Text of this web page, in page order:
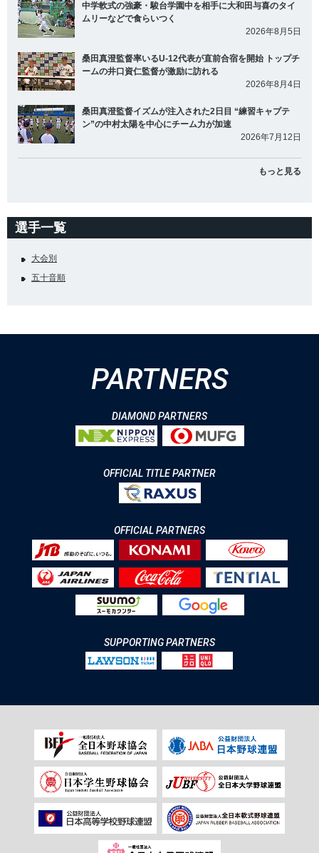
中学軟式の強豪・駿台学園中を相手に大和田与喜のタイ
ムリーなどで食らいつく
2026年8月5日
桑田真澄監督率いるU-12代表が直前合宿を開始 トップチ
ームの井口資仁監督が激励に訪れる
2026年8月4日
桑田真澄監督イズムが注入された2日目 “練習キャプテ
ン”の中村太陽を中心にチーム力が加速
2026年7月12日
もっと見る
選手一覧
大会別
五十音順
PARTNERS
DIAMOND PARTNERS
OFFICIAL TITLE PARTNER
OFFICIAL PARTNERS
SUPPORTING PARTNERS